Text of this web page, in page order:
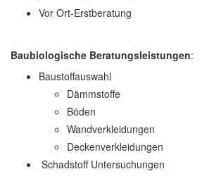
Vor Ort-Erstberatung
Baubiologische Beratungsleistungen:
Baustoffauswahl
Dämmstoffe
Böden
Wandverkleidungen
Deckenverkleidungen
Schadstoff Untersuchungen